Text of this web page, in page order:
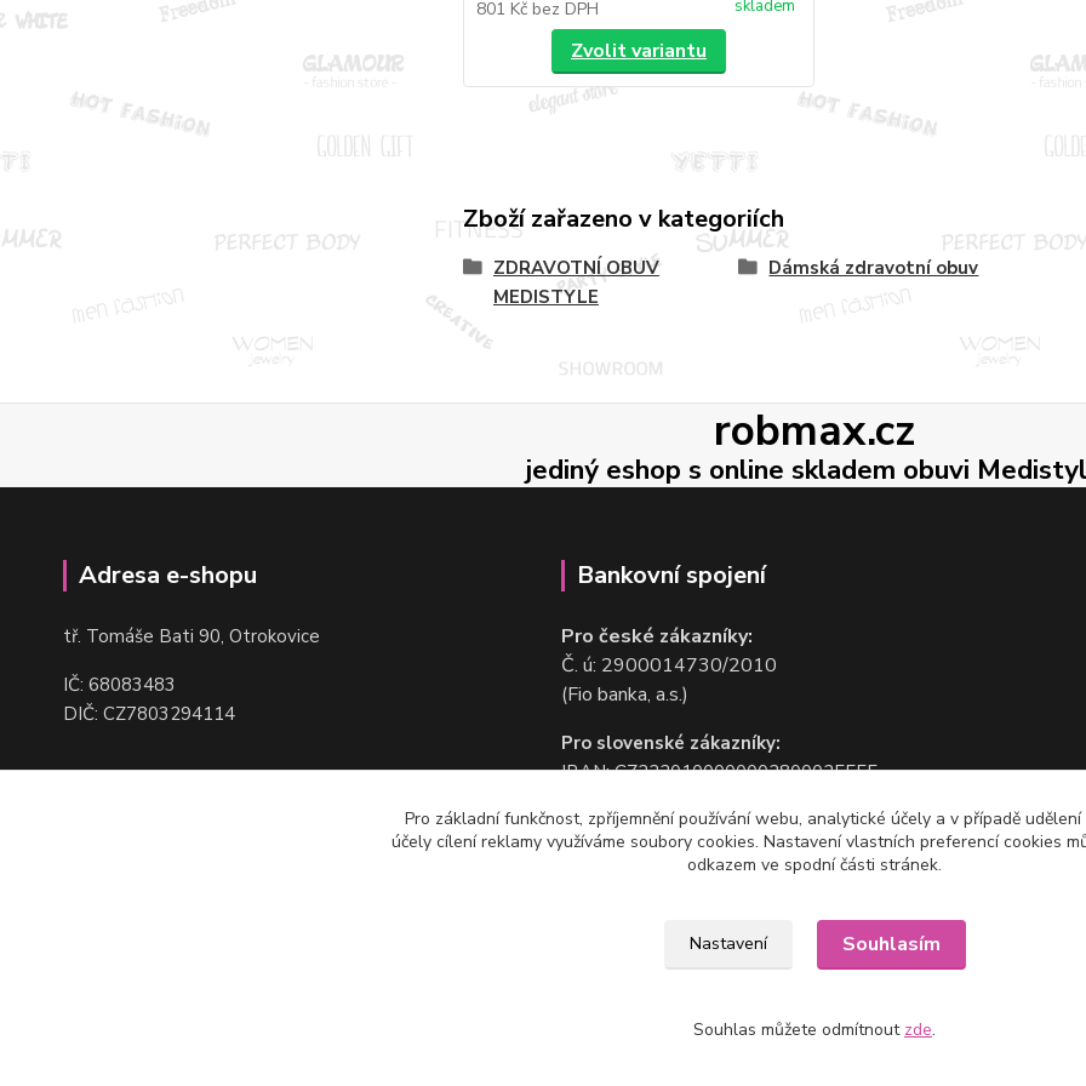
801 Kč bez DPH skladem
Zvolit variantu
Zboží zařazeno v kategoriích
ZDRAVOTNÍ OBUV
MEDISTYLE
Dámská zdravotní obuv
robmax.cz
jediný eshop s online skladem obuvi
Adresa e-shopu
tř. Tomáše Bati 90, Otrokovice
IČ: 68083483
DIČ: CZ7803294114
Bankovní spojení
Pro české zákazníky:
Č. ú: 2900014730/2010
(Fio banka, a.s.)
Pro slovenské zákazníky:
IBAN: CZ2220100000002800025555
(Fio banka, a.s.)
Pro základní funkčnost, zpříjemnění používání webu, analytické účely a v případě
účely cílení reklamy využíváme soubory cookies. Nastavení vlastních preferencí cookies
odkazem ve spodní části stránek.
Nastavení Souhlasím
Souhlas můžete odmítnout zde.